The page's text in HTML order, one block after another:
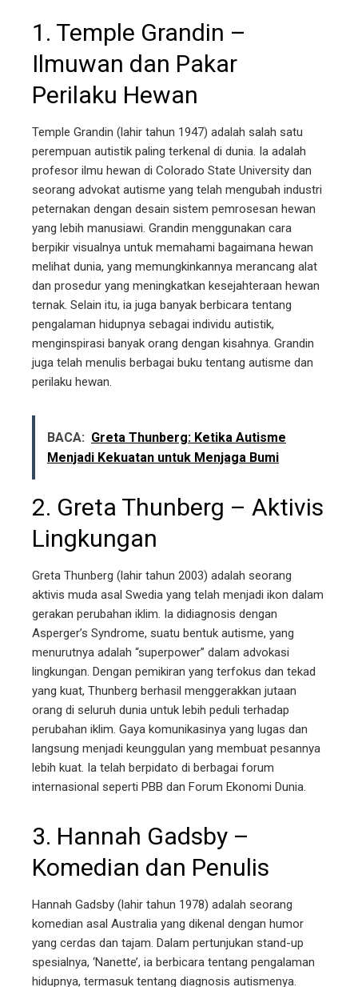
1. Temple Grandin –
Ilmuwan dan Pakar
Perilaku Hewan
Temple Grandin (lahir tahun 1947) adalah salah satu
perempuan autistik paling terkenal di dunia. Ia adalah
profesor ilmu hewan di Colorado State University dan
seorang advokat autisme yang telah mengubah industri
peternakan dengan desain sistem pemrosesan hewan
yang lebih manusiawi. Grandin menggunakan cara
berpikir visualnya untuk memahami bagaimana hewan
melihat dunia, yang memungkinkannya merancang alat
dan prosedur yang meningkatkan kesejahteraan hewan
ternak. Selain itu, ia juga banyak berbicara tentang
pengalaman hidupnya sebagai individu autistik,
menginspirasi banyak orang dengan kisahnya. Grandin
juga telah menulis berbagai buku tentang autisme dan
perilaku hewan.
BACA: Greta Thunberg: Ketika Autisme
Menjadi Kekuatan untuk Menjaga Bumi
2. Greta Thunberg – Aktivis
Lingkungan
Greta Thunberg (lahir tahun 2003) adalah seorang
aktivis muda asal Swedia yang telah menjadi ikon dalam
gerakan perubahan iklim. Ia didiagnosis dengan
Asperger’s Syndrome, suatu bentuk autisme, yang
menurutnya adalah “superpower” dalam advokasi
lingkungan. Dengan pemikiran yang terfokus dan tekad
yang kuat, Thunberg berhasil menggerakkan jutaan
orang di seluruh dunia untuk lebih peduli terhadap
perubahan iklim. Gaya komunikasinya yang lugas dan
langsung menjadi keunggulan yang membuat pesannya
lebih kuat. Ia telah berpidato di berbagai forum
internasional seperti PBB dan Forum Ekonomi Dunia.
3. Hannah Gadsby –
Komedian dan Penulis
Hannah Gadsby (lahir tahun 1978) adalah seorang
komedian asal Australia yang dikenal dengan humor
yang cerdas dan tajam. Dalam pertunjukan stand-up
spesialnya, ‘Nanette’, ia berbicara tentang pengalaman
hidupnya, termasuk tentang diagnosis autismenya.